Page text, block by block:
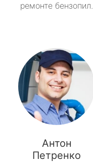
ремонте бензопил.
Антон
Петренко